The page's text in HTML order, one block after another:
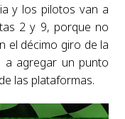
y los pilotos van a
2 y 9, porque no
el décimo giro de la
a agregar un punto
las plataformas.